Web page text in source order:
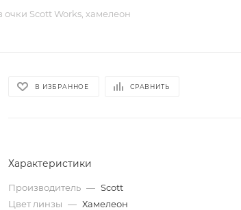
очки Scott Works, хамелеон
В ИЗБРАННОЕ СРАВНИТЬ
Характеристики
Производитель — Scott
Цвет линзы — Хамелеон